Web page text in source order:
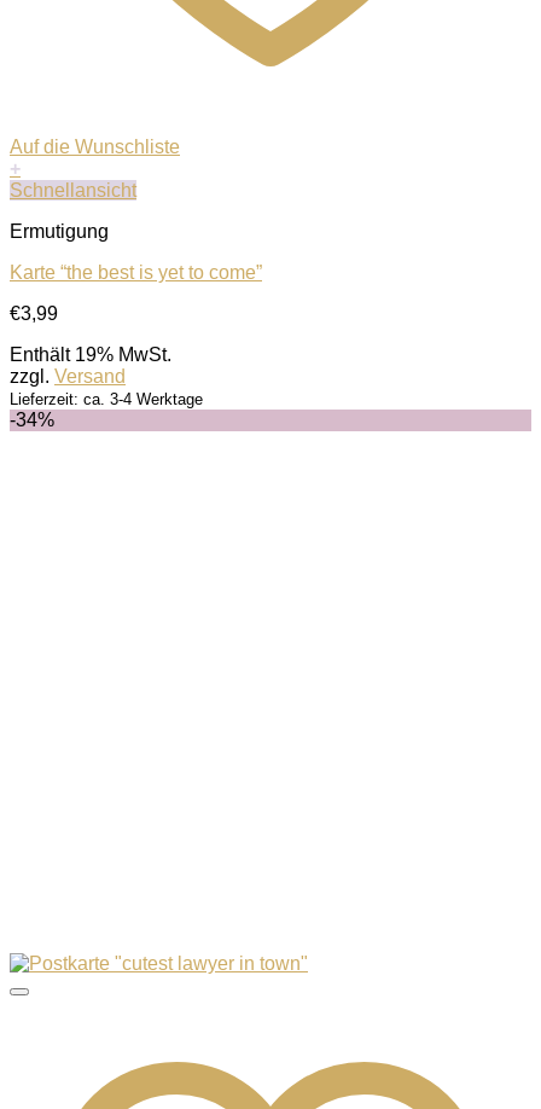
Auf die Wunschliste
+
Schnellansicht
Ermutigung
Karte “the best is yet to come”
€3,99
Enthält 19% MwSt.
zzgl. Versand
Lieferzeit: ca. 3-4 Werktage
-34%